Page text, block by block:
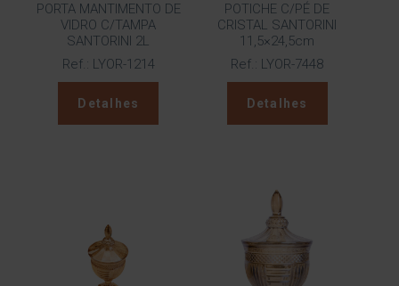
PORTA MANTIMENTO DE
VIDRO C/TAMPA
SANTORINI 2L
Ref.: LYOR-1214
Detalhes
POTICHE C/PÉ DE
CRISTAL SANTORINI
11,5×24,5cm
Ref.: LYOR-7448
Detalhes